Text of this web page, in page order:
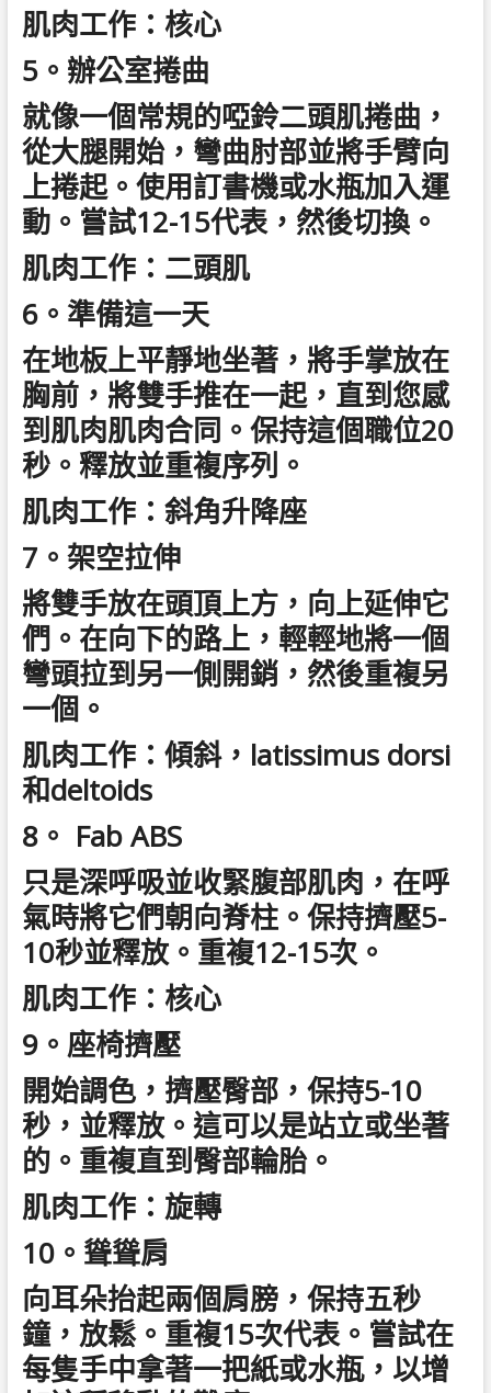
肌肉工作：核心
5。辦公室捲曲
就像一個常規的啞鈴二頭肌捲曲，
從大腿開始，彎曲肘部並將手臂向
上捲起。使用訂書機或水瓶加入運
動。嘗試12-15代表，然後切換。
肌肉工作：二頭肌
6。準備這一天
在地板上平靜地坐著，將手掌放在
胸前，將雙手推在一起，直到您感
到肌肉肌肉合同。保持這個職位20
秒。釋放並重複序列。
肌肉工作：斜角升降座
7。架空拉伸
將雙手放在頭頂上方，向上延伸它
們。在向下的路上，輕輕地將一個
彎頭拉到另一側開銷，然後重複另
一個。
肌肉工作：傾斜，latissimus dorsi
和deltoids
8。 Fab ABS
只是深呼吸並收緊腹部肌肉，在呼
氣時將它們朝向脊柱。保持擠壓5-
10秒並釋放。重複12-15次。
肌肉工作：核心
9。座椅擠壓
開始調色，擠壓臀部，保持5-10
秒，並釋放。這可以是站立或坐著
的。重複直到臀部輪胎。
肌肉工作：旋轉
10。聳聳肩
向耳朵抬起兩個肩膀，保持五秒
鐘，放鬆。重複15次代表。嘗試在
每隻手中拿著一把紙或水瓶，以增